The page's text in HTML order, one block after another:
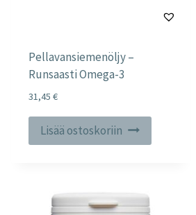
Pellavansiemenöljy –
Runsaasti Omega-3
31,45 €
Lisää ostoskoriin